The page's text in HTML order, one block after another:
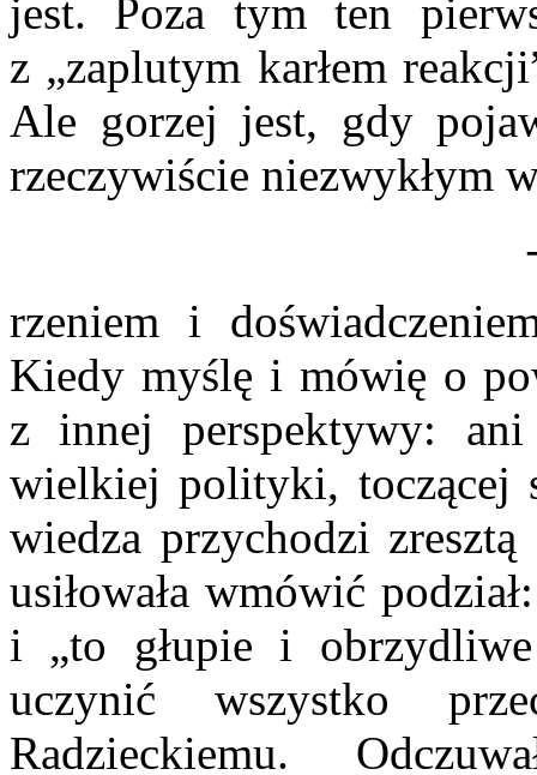
jest. Poza tym ten
z „zaplutym karłem
Ale gorzej jest, gdy
rzeczywiście niezwykłym
rzeniem i
Kiedy myślę i mówię o
z innej perspektywy:
wielkiej polityki, toczącej
wiedza przychodzi
usiłowała wmówić
i „to głupie i obrzydliwe
uczynić wszystko
Radzieckiemu.